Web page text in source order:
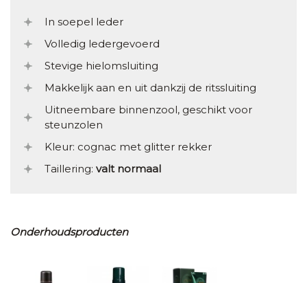
In soepel leder
Volledig ledergevoerd
Stevige hielomsluiting
Makkelijk aan en uit dankzij de ritssluiting
Uitneembare binnenzool, geschikt voor
steunzolen
Kleur: cognac met glitter rekker
Taillering: valt normaal
Onderhoudsproducten